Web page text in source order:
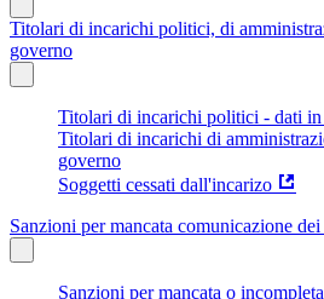
Titolari di incarichi politici, di
governo
Titolari di incarichi politici - dati in
Titolari di incarichi di
governo
Soggetti cessati dall'incarizo
Sanzioni per mancata comunicazione dei
Sanzioni per mancata o